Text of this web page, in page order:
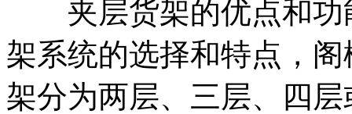
夹层货架的优点和功
架系统的选择和特点，
架分为两层、三层、四